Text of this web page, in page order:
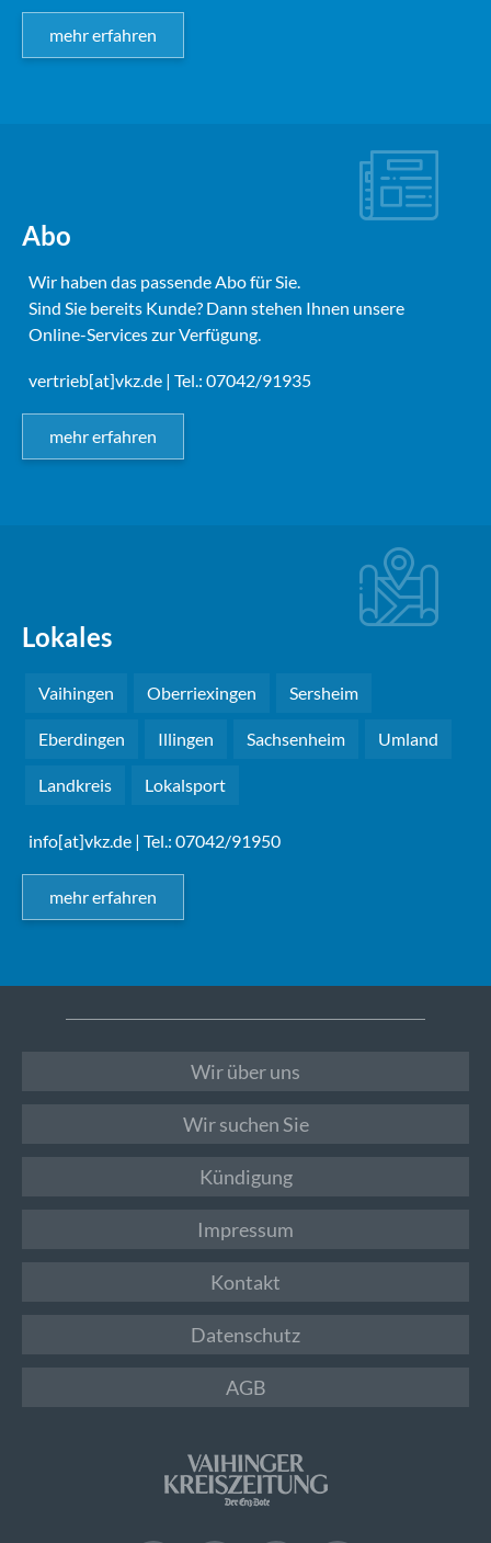
mehr erfahren
Abo
Wir haben das passende Abo für Sie.
Sind Sie bereits Kunde? Dann stehen Ihnen unsere
Online-Services zur Verfügung.
vertrieb[at]vkz.de | Tel.: 07042/91935
mehr erfahren
Lokales
Vaihingen Oberriexingen Sersheim
Eberdingen Illingen Sachsenheim Umland
Landkreis Lokalsport
info[at]vkz.de | Tel.: 07042/91950
mehr erfahren
Wir über uns
Wir suchen Sie
Kündigung
Impressum
Kontakt
Datenschutz
AGB